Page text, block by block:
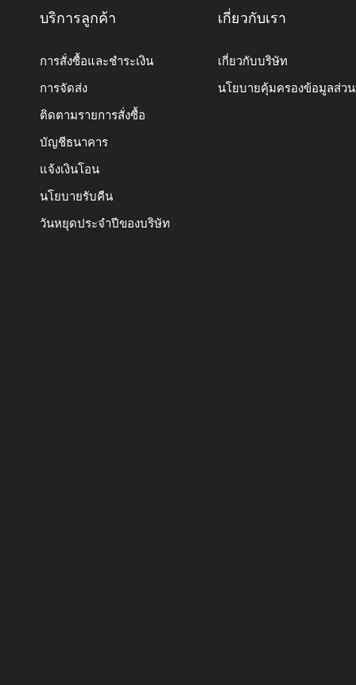
บริการลูกค้า
การสั่งซื้อและชำระเงิน
การจัดส่ง
ติดตามรายการสั่งซื้อ
บัญชีธนาคาร
แจ้งเงินโอน
นโยบายรับคืน
วันหยุดประจำปีของบริษัท
เกี่ยวกับเรา
เกี่ยวกับบริษัท
นโยบายคุ้มครองข้อมูลส่ว